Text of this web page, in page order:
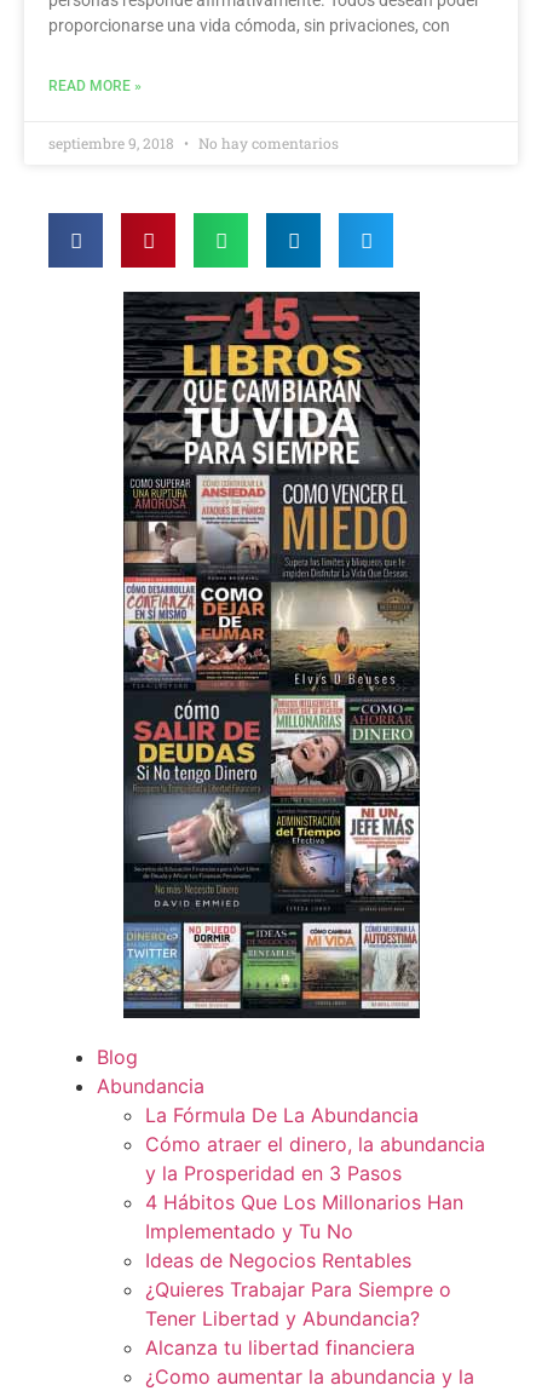
proporcionarse una vida cómoda, sin privaciones, con
READ MORE »
septiembre 9, 2018 No hay comentarios
Blog
Abundancia
La Fórmula De La Abundancia
Cómo atraer el dinero, la abundancia
y la Prosperidad en 3 Pasos
4 Hábitos Que Los Millonarios Han
Implementado y Tu No
Ideas de Negocios Rentables
¿Quieres Trabajar Para Siempre o
Tener Libertad y Abundancia?
Alcanza tu libertad financiera
¿Como aumentar la abundancia y la